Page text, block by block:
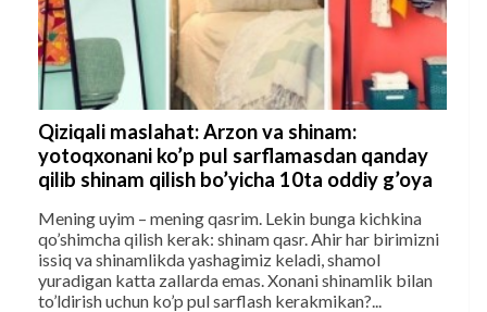
Qiziqali maslahat: Arzon va shinam:
yotoqxonani ko’p pul sarflamasdan qanday
qilib shinam qilish bo’yicha 10ta oddiy g’oya
Mening uyim – mening qasrim. Lekin bunga kichkina
qo’shimcha qilish kerak: shinam qasr. Ahir har birimizni
issiq va shinamlikda yashagimiz keladi, shamol
yuradigan katta zallarda emas. Xonani shinamlik bilan
to’ldirish uchun ko’p pul sarflash kerakmikan?...